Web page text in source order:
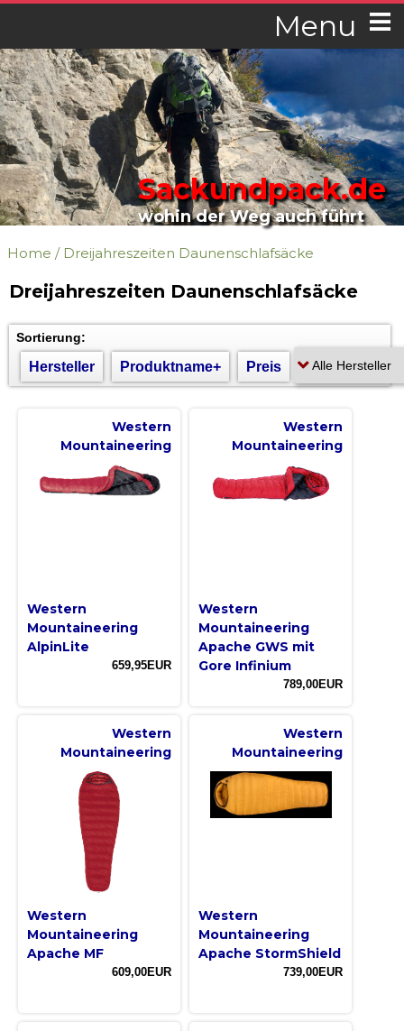
Menu
Sackundpack.de
wohin der Weg auch führt
Home / Dreijahreszeiten Daunenschlafsäcke
Dreijahreszeiten Daunenschlafsäcke
Sortierung:
Hersteller Produktname+ Preis
Western
Mountaineering
Western
Mountaineering
AlpinLite
659,95EUR
Western
Mountaineering
Western
Mountaineering
Apache GWS mit
Gore Infinium
789,00EUR
Western
Mountaineering
Western
Mountaineering
Apache MF
609,00EUR
Western
Mountaineering
Western
Mountaineering
Apache StormShield
739,00EUR